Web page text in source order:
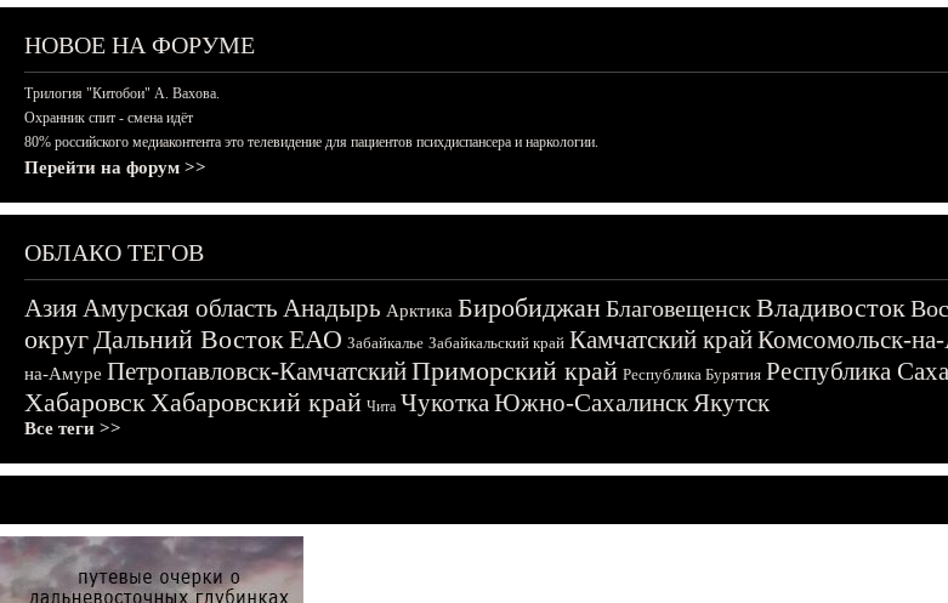
НОВОЕ НА ФОРУМЕ
Трилогия "Китобои" А. Вахова.
Охранник спит - смена идёт
80% российского медиаконтента это телевидение для пациентов психдиспансера и наркологии.
Перейти на форум >>
ОБЛАКО ТЕГОВ
АзияАмурская область Анадырь Арктика БиробиджанБлаговещенскВладивосток
округДальний ВостокЕАО Забайкалье Забайкальский край Камчатский крайКомсомольск-
на-Амуре Петропавловск-КамчатскийПриморский край Республика Бурятия Республика
ХабаровскХабаровский край Чита ЧукоткаЮжно-СахалинскЯкутск
Все теги >>